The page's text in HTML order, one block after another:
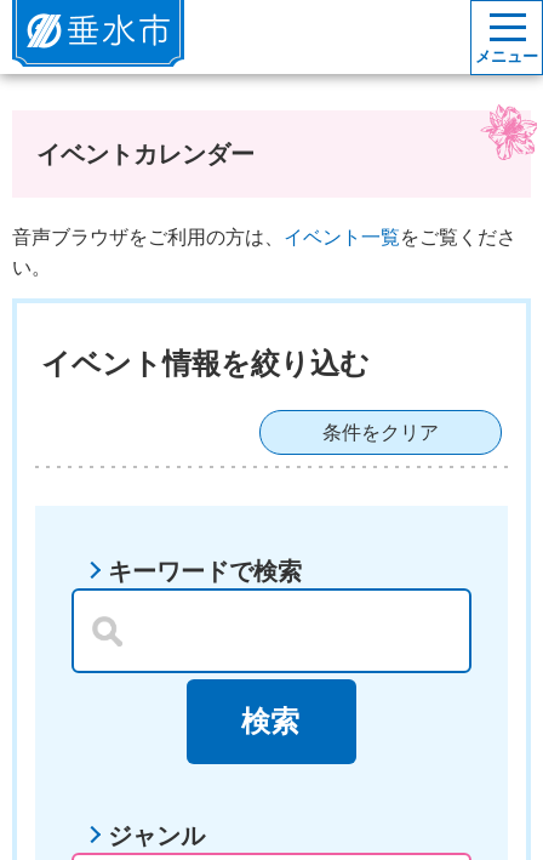
垂水市
メニュー
イベントカレンダー
音声ブラウザをご利用の方は、 イベント一覧をご覧くださ
い。
イベント情報を絞り込む
条件をクリア
キーワードで検索
ジャンル